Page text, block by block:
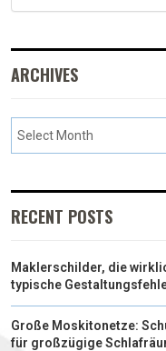
ARCHIVES
RECENT POSTS
Maklerschilder, die
typische
Große Moskitonetze:
für großzügige